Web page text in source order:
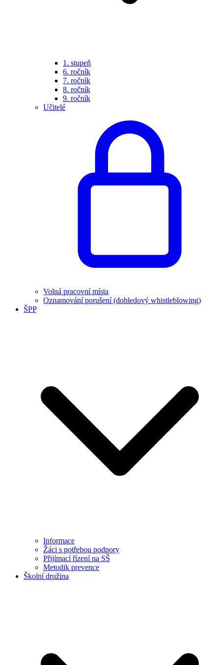
1. stupeň
6. ročník
7. ročník
8. ročník
9. ročník
Učitelé
Volná pracovní místa
Oznamování porušení (dohledový whistleblowing)
ŠPP
Informace
Žáci s potřebou podpory
Přijímací řízení na SŠ
Metodik prevence
Školní družina